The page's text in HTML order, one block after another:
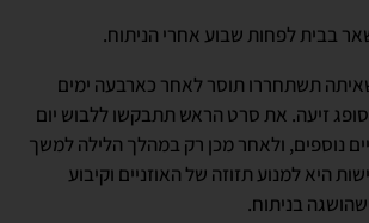
בבית לפחות שבוע אחרי הניתוח.
תשתחררו תוסר לאחר כארבעה ימים
זיעה. את סרט הראש תתבקשו ללבוש יום
נוספים, ולאחר מכן רק במהלך הלילה למשך
היא למנוע תזוזה של האוזניים וקיבוע
בניתוח.